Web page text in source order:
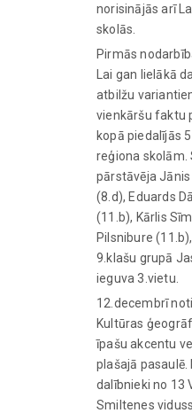
norisinājās arī
skolās.
Pirmās
Lai gan lielākā
atbilžu
vienkāršu faktu
kopā piedalījās
reģiona skolām.
pārstāvēja
(8.d), Eduards
(11.b), Kārlis
Pilsnibure
9.klašu grupā
ieguva 3.vietu.
12.decembrī
Kultūras
īpašu akcentu
plašajā
dalībnieki no 13
Smiltenes